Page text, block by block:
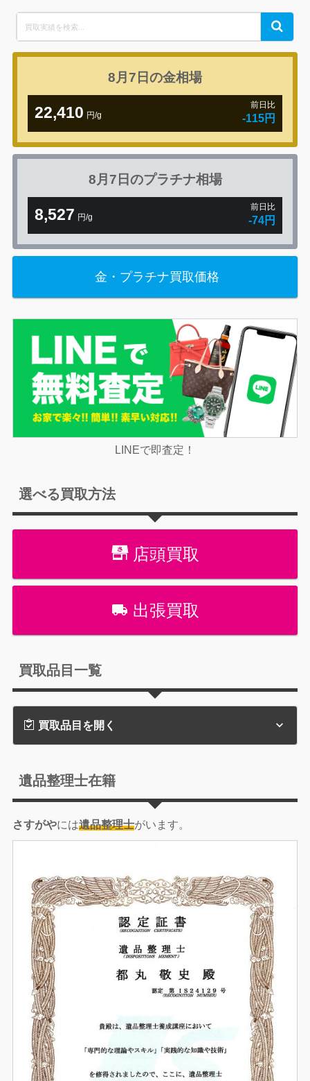
for:
Search
8月7日の金相場
22,410 円/g
前日比
-115円
8月7日のプラチナ相場
8,527 円/g
前日比
-74円
金・プラチナ買取価格
LINEで即査定！
選べる買取方法
店頭買取
出張買取
買取品目一覧
買取品目を開く
遺品整理士在籍
さすがやには遺品整理士がいます。